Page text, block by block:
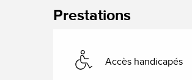
Prestations
Accès handicapés